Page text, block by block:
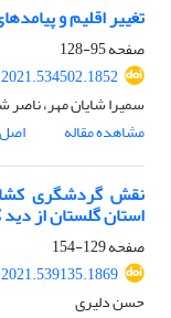
تغییر اقلیم و
صفحه95-128
سمیرا شایان مهر،
مشاهده مقاله
نقش گردشگری
استان گلستان از
صفحه129-154
حسن دلیری